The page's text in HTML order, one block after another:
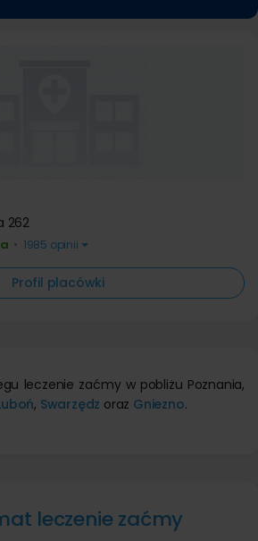
262
• 1985 opinii
Profil placówki
leczenie zaćmy w pobliżu Poznania,
, Swarzędz oraz Gniezno.
leczenie zaćmy